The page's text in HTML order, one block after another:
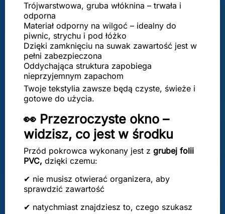
Trójwarstwowa, gruba włóknina – trwała i
odporna
Materiał odporny na wilgoć – idealny do
piwnic, strychu i pod łóżko
Dzięki zamknięciu na suwak zawartość jest w
pełni zabezpieczona
Oddychająca struktura zapobiega
nieprzyjemnym zapachom
Twoje tekstylia zawsze będą czyste, świeże i
gotowe do użycia.
👀 Przezroczyste okno –
widzisz, co jest w środku
Przód pokrowca wykonany jest z grubej folii
PVC, dzięki czemu:
✔ nie musisz otwierać organizera, aby
sprawdzić zawartość
✔ natychmiast znajdziesz to, czego szukasz